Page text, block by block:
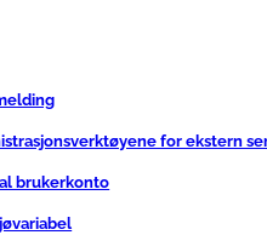
for ekstern
brukerkonto